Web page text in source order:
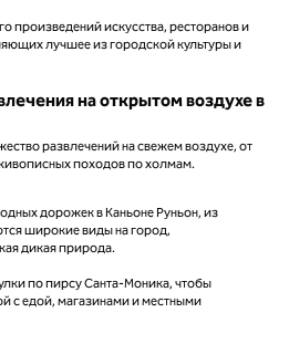
произведений искусства, ресторанов и
лучшее из городской культуры и
на открытом воздухе в
развлечений на свежем воздухе, от
походов по холмам.
дорожек в Каньоне Руньон, из
широкие виды на город,
дикая природа.
по пирсу Санта-Моника, чтобы
с едой, магазинами и местными